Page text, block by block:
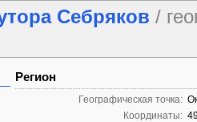
Себряков /
Регион
Географическая точка:
Координаты: